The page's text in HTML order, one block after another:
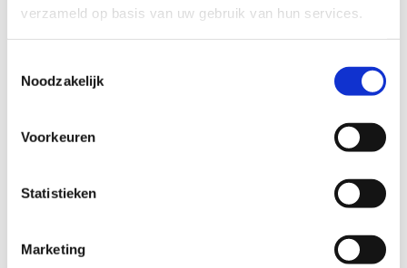
verzameld op basis van uw gebruik van hun services.
Noodzakelijk
Voorkeuren
Statistieken
Marketing
Het startpunt is bij bezoekerscentrum De Klapekster.De
jagen en te genieten van de natuur